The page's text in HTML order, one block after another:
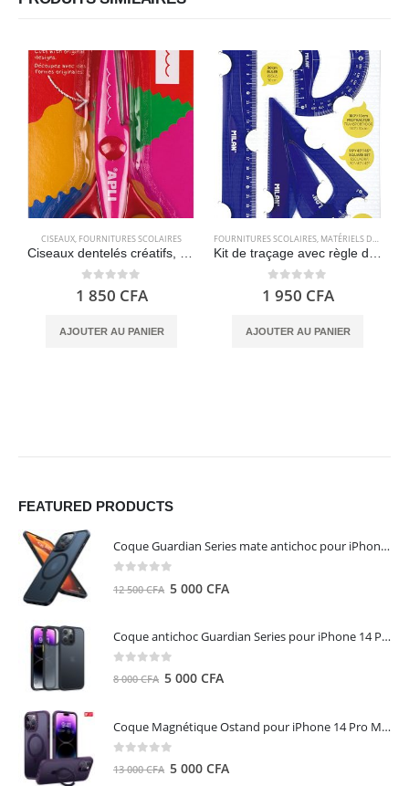
CISEAUX, FOURNITURES SCOLAIRES
Ciseaux dentelés créatifs, 13 cm – APLI Kids
0 out of 5
1 850 CFA
AJOUTER AU PANIER
FOURNITURES SCOLAIRES, MATÉRIELS DE GÉOMÉTRIE
Kit de traçage avec règle de 30 cm, carré, biseau et rapporteur – Milan
0 out of 5
1 950 CFA
AJOUTER AU PANIER
FEATURED PRODUCTS
Coque Guardian Series mate antichoc pour iPhone 15 Pro Max avec Magsafe Noir - Torras
12 500CFA Le
500 CFA.
5 000 CFA
Coque antichoc Guardian Series pour iPhone 14 Pro Max - TORRAS
out of 5
8 000CFA Le
était :
8
000 CFA.
5 000 CFALe
est :
000 CFA.
Coque Magnétique Ostand pour iPhone 14 Pro Max - Violet Foncé - TORRAS
13 000CFA Le
5 000 CFA